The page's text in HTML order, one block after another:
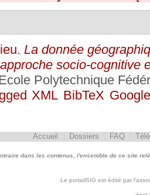
. La donnée
socio-cognitive
Polytechnique
XML BibTeX
Accueil Dossiers FAQ
dans les contenus, l'ensemble de ce site
Le portailSIG est édité par